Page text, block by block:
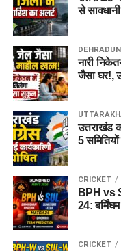
से
DEHRADUN
नारी
जैसा घर!,
उत्तराखंड
5
CRICKET
BPH vs
24:
CRICKET